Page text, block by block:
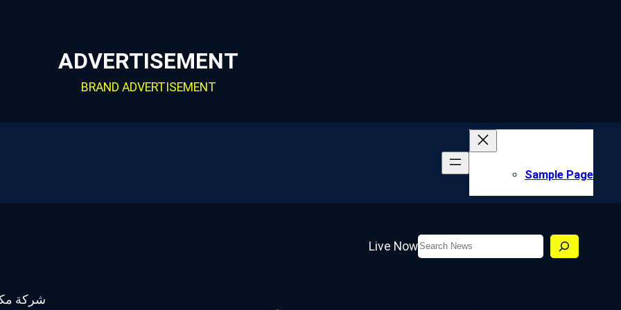
ADVERTISEMENT
BRAND ADVERTISEMENT
Sample Page
Live NowSearch